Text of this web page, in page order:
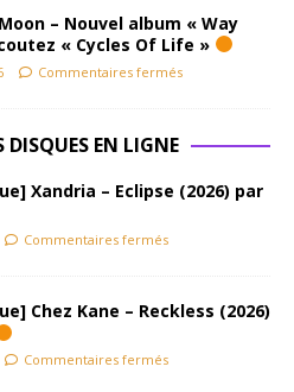
– Nouvel album « Way
« Cycles Of Life »
Commentaires fermés
DISQUES EN LIGNE
Xandria – Eclipse (2026) par
Commentaires fermés
Chez Kane – Reckless (2026)
Commentaires fermés